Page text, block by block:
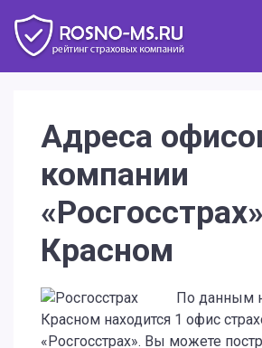
Адреса
компании
Красном
По данным
Красном находится 1 офис
«Росгосстрах». Вы можете